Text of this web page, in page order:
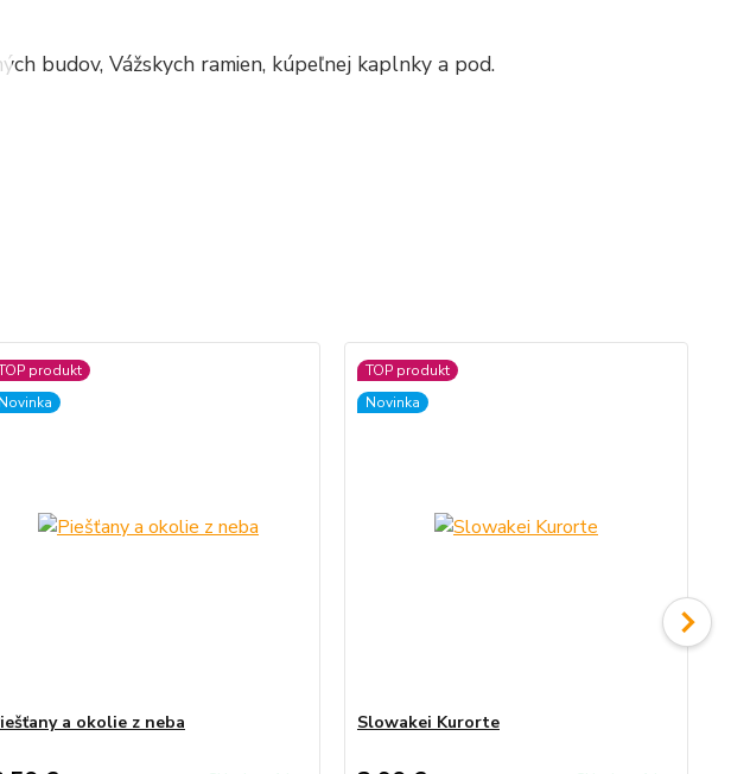
budov, Vážskych ramien, kúpeľnej kaplnky a pod.
produkt
Novinka
a okolie z neba
TOP produkt
Novinka
Slowakei Kurorte